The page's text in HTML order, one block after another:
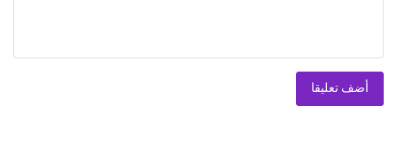
أضف تعليقا